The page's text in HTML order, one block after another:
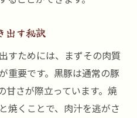
出す秘訣
すためには、まずその肉質
重要です。黒豚は通常の豚
甘さが際立っています。焼
焼くことで、肉汁を逃がさ